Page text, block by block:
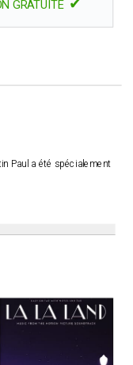
GRATUITE
Paul a été spécialement